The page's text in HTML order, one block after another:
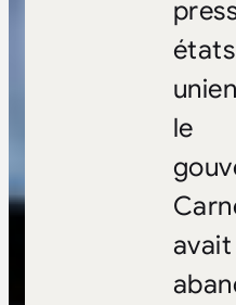
le
avait